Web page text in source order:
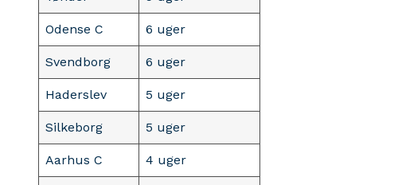
Odense C 6 uger
Svendborg 6 uger
Haderslev 5 uger
Silkeborg 5 uger
Aarhus C 4 uger